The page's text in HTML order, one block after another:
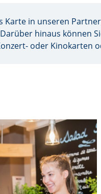
Karte in unseren
hinaus können
oder Kinokarten